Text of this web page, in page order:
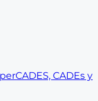
CADEs y